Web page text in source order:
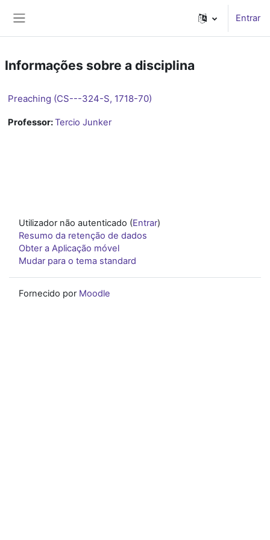
Entrar
Informações sobre a disciplina
Preaching (CS---324-S, 1718-70)
Professor:Tercio Junker
Utilizador não autenticado (Entrar)
Resumo da retenção de dados
Obter a Aplicação móvel
Mudar para o tema standard
Fornecido por Moodle